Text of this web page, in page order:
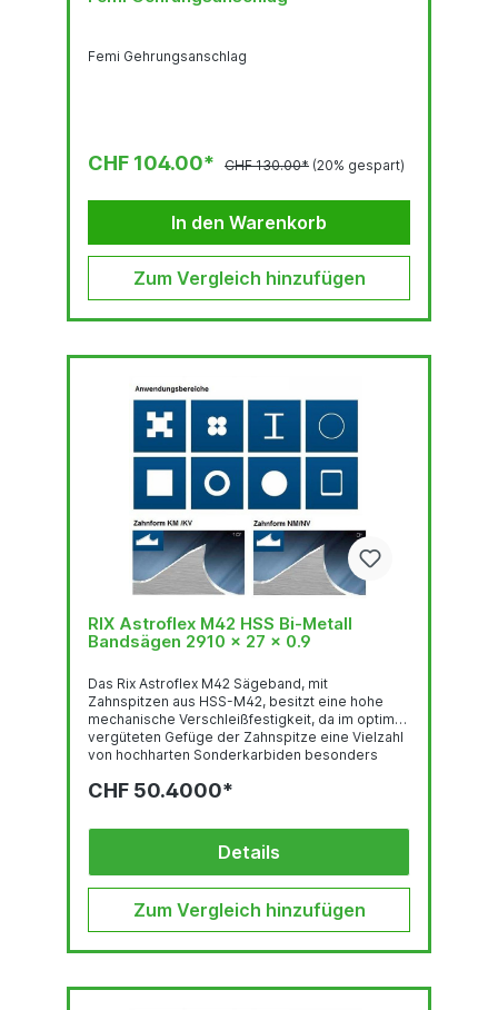
Femi Gehrungsanschlag
CHF 104.00* CHF 130.00* (20% gespart)
In den Warenkorb
Zum Vergleich hinzufügen
RIX Astroflex M42 HSS Bi-Metall
Bandsägen 2910 x 27 x 0.9
Das Rix Astroflex M42 Sägeband, mit
Zahnspitzen aus HSS-M42, besitzt eine hohe
mechanische Verschleißfestigkeit, da im optimal
vergüteten Gefüge der Zahnspitze eine Vielzahl
von hochharten Sonderkarbiden besonders
in einer temperaturbeständigen martensitischen
für eine sehr gute thermische
Verschleißfestigkeit. Das Trägerband aus
hochlegiertem, chromhaltigen Federstahl ist der
Garant für hervorragende
CHF 50.4000*
Details
Zum Vergleich hinzufügen